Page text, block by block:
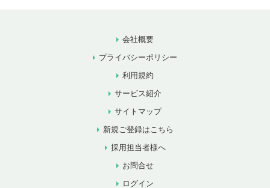
会社概要
プライバシーポリシー
利用規約
サービス紹介
サイトマップ
新規ご登録はこちら
採用担当者様へ
お問合せ
ログイン